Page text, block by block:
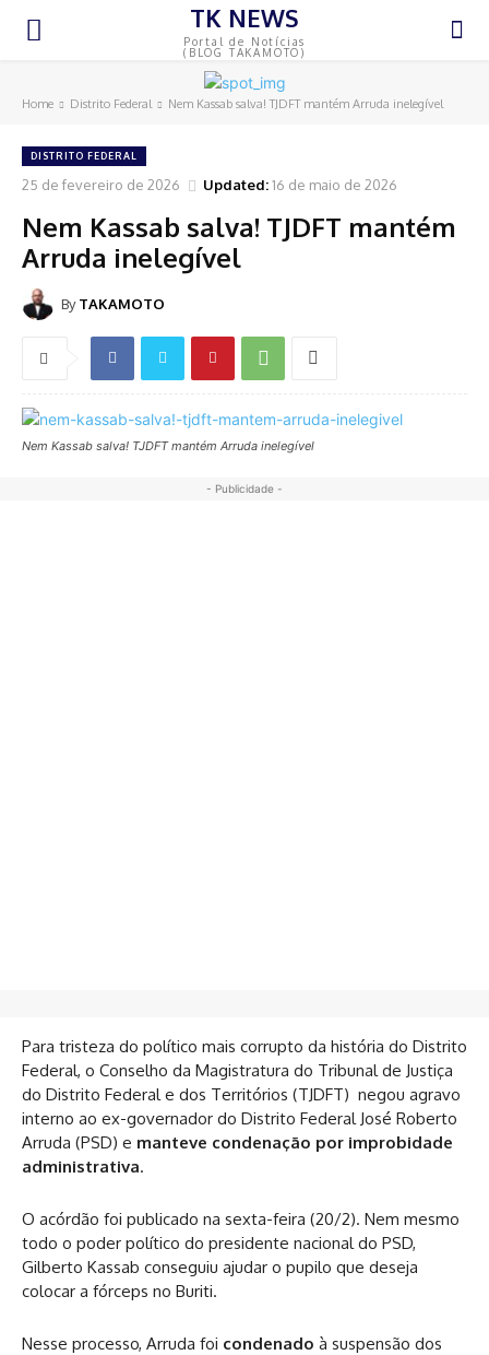
TK NEWS
Portal de Notícias
(BLOG TAKAMOTO)
Home Distrito Federal Nem Kassab salva! TJDFT mantém Arruda inelegível
DISTRITO FEDERAL
25 de fevereiro de 2026 Updated:16 de maio de 2026
Nem Kassab salva! TJDFT mantém
Arruda inelegível
By TAKAMOTO
Nem Kassab salva! TJDFT mantém Arruda inelegível
- Publicidade -
Para tristeza do político mais corrupto da história do Distrito
Federal, o Conselho da Magistratura do Tribunal de Justiça
do Distrito Federal e dos Territórios (TJDFT) negou agravo
interno ao ex-governador do Distrito Federal José Roberto
Arruda (PSD) e manteve condenação por improbidade
administrativa.
O acórdão foi publicado na sexta-feira (20/2). Nem mesmo
todo o poder político do presidente nacional do PSD,
Gilberto Kassab conseguiu ajudar o pupilo que deseja
colocar a fórceps no Buriti.
Nesse processo, Arruda foi condenado à suspensão dos